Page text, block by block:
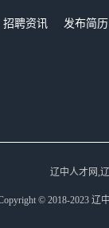
招聘资讯 发布简历
辽中人才网,
© 2018-2023 辽